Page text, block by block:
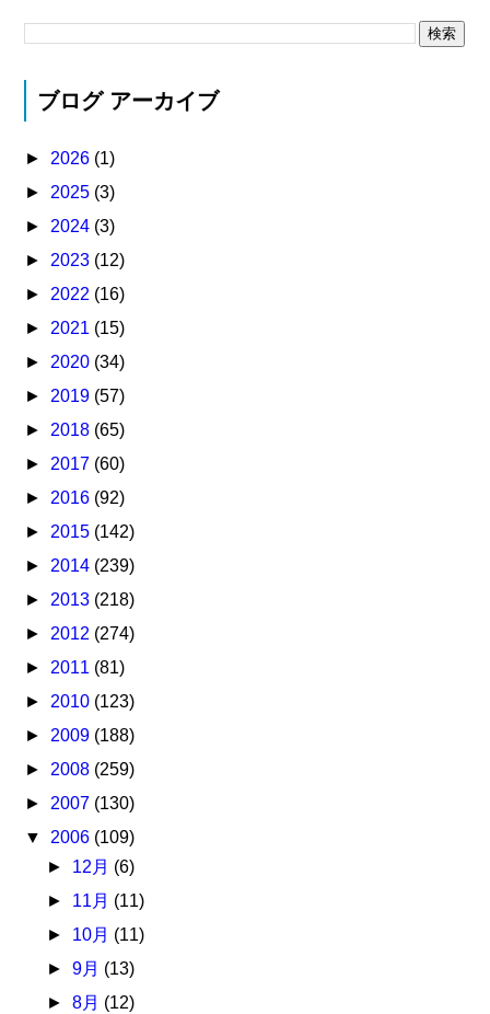
ブログ アーカイブ
► 2026 (1)
► 2025 (3)
► 2024 (3)
► 2023 (12)
► 2022 (16)
► 2021 (15)
► 2020 (34)
► 2019 (57)
► 2018 (65)
► 2017 (60)
► 2016 (92)
► 2015 (142)
► 2014 (239)
► 2013 (218)
► 2012 (274)
► 2011 (81)
► 2010 (123)
► 2009 (188)
► 2008 (259)
► 2007 (130)
▼ 2006 (109)
► 12月 (6)
► 11月 (11)
► 10月 (11)
► 9月 (13)
► 8月 (12)